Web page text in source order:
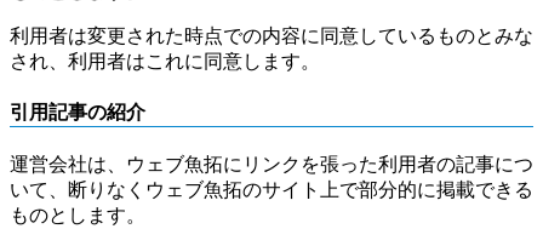
利用者は変更された時点での内容に同意しているものとみな
され、利用者はこれに同意します。
引用記事の紹介
運営会社は、ウェブ魚拓にリンクを張った利用者の記事につ
いて、断りなくウェブ魚拓のサイト上で部分的に掲載できる
ものとします。